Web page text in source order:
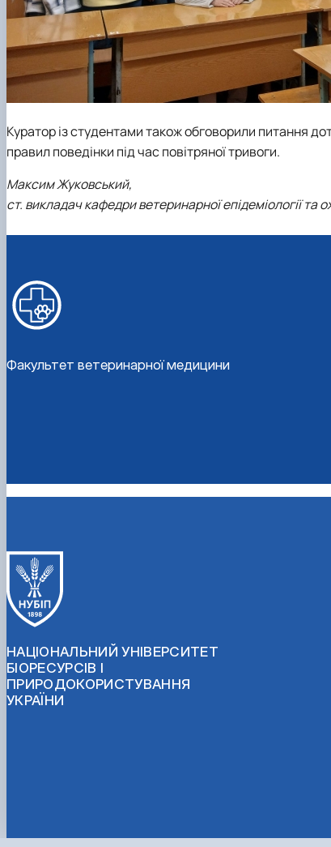
Куратор із студентами також обговорили питання
правил поведінки під час повітряної тривоги.
Максим Жуковський,
ст. викладач кафедри ветеринарної епідеміології та
Факультет ветеринарної медицини
НАЦІОНАЛЬНИЙ УНІВЕРСИТЕТ
БІОРЕСУРСІВ І
ПРИРОДОКОРИСТУВАННЯ
УКРАЇНИ